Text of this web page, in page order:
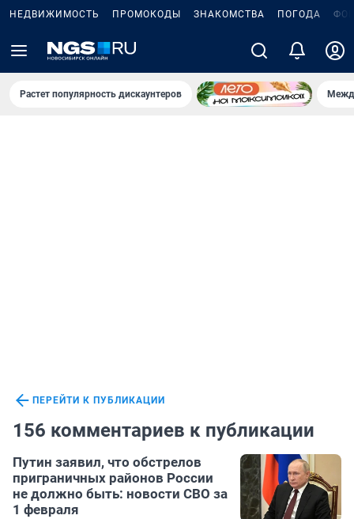
НЕДВИЖИМОСТЬ ПРОМОКОДЫ ЗНАКОМСТВА ПОГОДА
Растет популярность дискаунтеров
ПЕРЕЙТИ К ПУБЛИКАЦИИ
156 комментариев к публикации
Путин заявил, что обстрелов
приграничных районов России
не должно быть: новости СВО за
1 февраля